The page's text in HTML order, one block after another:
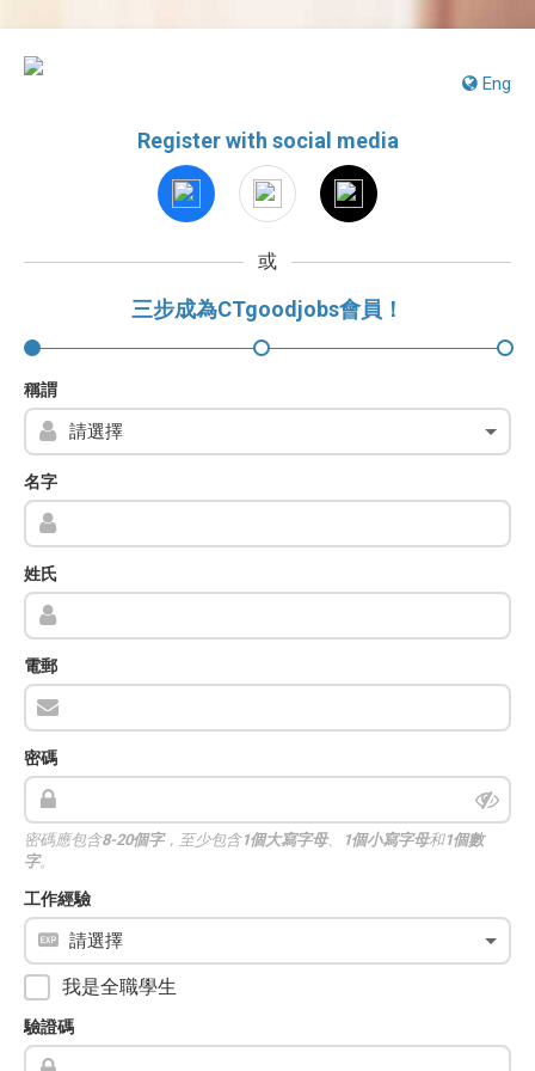
Eng
Register with social media
或
三步成為CTgoodjobs會員！
稱謂
名字
姓氏
電郵
密碼
密碼應包含8-20個字，至少包含1個大寫字母、 1個小寫字母和1個數
字。
工作經驗
我是全職學生
驗證碼